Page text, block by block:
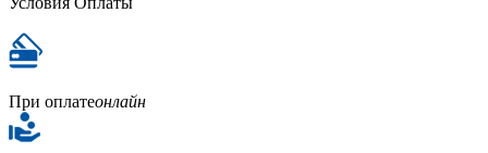
При оплатеонлайн